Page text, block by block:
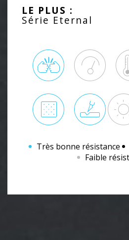
LE PLUS :
Série Eternal
Très bonne résistance
Faible